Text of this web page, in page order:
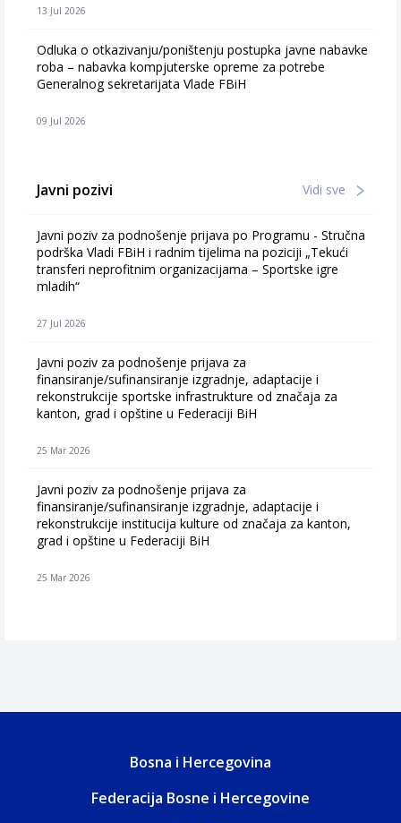
13 Jul 2026
Odluka o otkazivanju/poništenju postupka javne nabavke
roba – nabavka kompjuterske opreme za potrebe
Generalnog sekretarijata Vlade FBiH
09 Jul 2026
Javni pozivi Vidi sve
Javni poziv za podnošenje prijava po Programu - Stručna
podrška Vladi FBiH i radnim tijelima na poziciji „Tekući
transferi neprofitnim organizacijama – Sportske igre
mladih“
27 Jul 2026
Javni poziv za podnošenje prijava za
finansiranje/sufinansiranje izgradnje, adaptacije i
rekonstrukcije sportske infrastrukture od značaja za
kanton, grad i opštine u Federaciji BiH
25 Mar 2026
Javni poziv za podnošenje prijava za
finansiranje/sufinansiranje izgradnje, adaptacije i
rekonstrukcije institucija kulture od značaja za kanton,
grad i opštine u Federaciji BiH
25 Mar 2026
Bosna i Hercegovina
Federacija Bosne i Hercegovine